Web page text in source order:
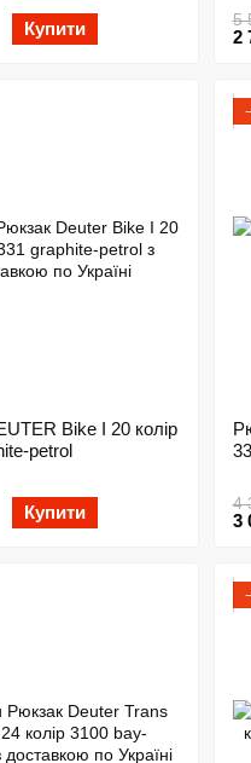
Купити 5
2
Bike I 20 колір
petrol
Купити 4
3